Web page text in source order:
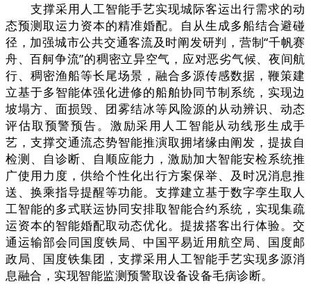
支撑采用人工智能手艺实现城际客运出行需求的动
态预测取运力资本的精准婚配。自从生成多船结合避碰
径，加强城市公共交通客流及时阐发研判，营制“千帆赛
舟、百舸争流”的稠密立异空气，应对恶劣气候、夜间航
行、稠密渔船等长尾场景，融合多源传感数据，鞭策建
立基于多智能体强化进修的船舶协同节制系统，实现边
坡塌方、面损毁、团雾结冰等风险源的从动辨识、动态
评估取预警预告。激励采用人工智能从动线形生成手
艺，支撑交通流态势智能推演取拥堵缘由阐发，提拔自
检测、自诊断、自顺应能力，激励加大智能安检系统推
广使用力度，供给个性化出行方案保举、及时况消息推
送、换乘指导提醒等功能。支撑建立基于数字孪生取人
工智能的多式联运协同安排取智能合约系统，实现集疏
运资本的智能婚配取动态优化。提拔搭客出行体验。交
通运输部会同国度铁局、中国平易近用航空局、国度邮
政局、国度铁集团，支撑采用人工智能手艺实现多源消
息融合，实现智能监测预警取设备设备毛病诊断。